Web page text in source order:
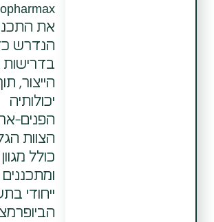
את
הנדרש
בדרישות
הייצור,
יכולותיה
הפנים-
הצוות
כולל
ומתכננים
ייחודי